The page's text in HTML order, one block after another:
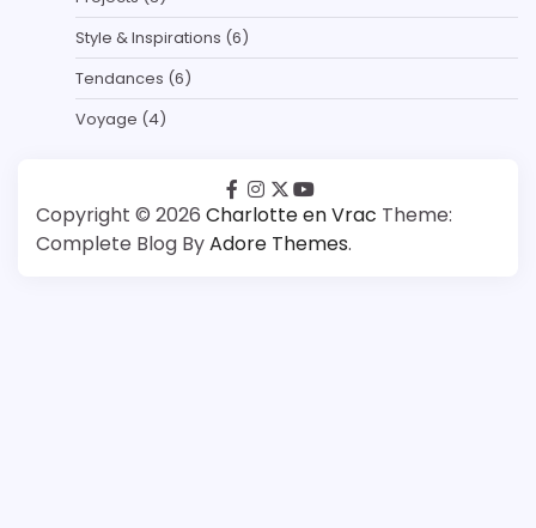
Style & Inspirations (6)
Tendances (6)
Voyage (4)
Copyright © 2026 Charlotte en Vrac Theme:
Complete Blog ByAdore Themes.
facebook
instagram
twitteryoutube